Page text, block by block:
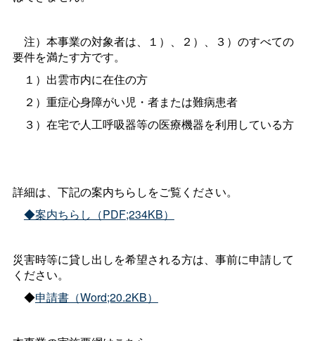
注）本事業の対象者は、１）、２）、３）のすべての
要件を満たす方です。
１）出雲市内に在住の方
２）重症心身障がい児・者または難病患者
３）在宅で人工呼吸器等の医療機器を利用している方
詳細は、下記の案内ちらしをご覧ください。
◆案内ちらし（PDF;234KB）
災害時等に貸し出しを希望される方は、事前に申請して
ください。
◆申請書（Word;20.2KB）